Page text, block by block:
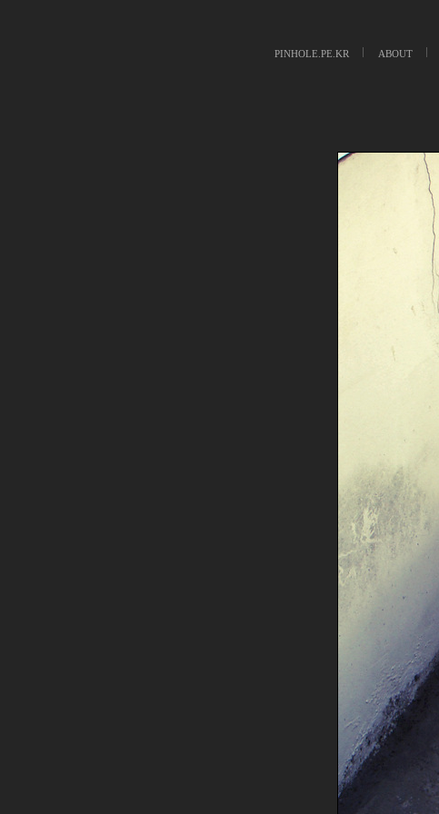
PINHOLE.PE.KR ABOUT